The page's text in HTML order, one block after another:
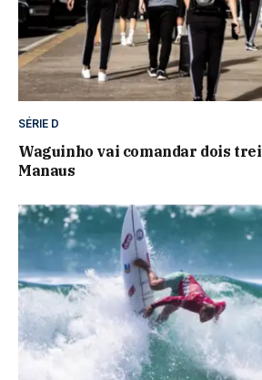
SÉRIE D
Waguinho vai comandar dois
Manaus